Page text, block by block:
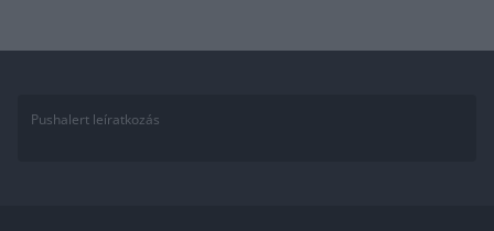
Pushalert leíratkozás